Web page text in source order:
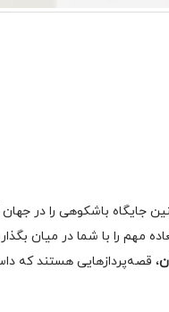
جایگاه باشکوهی را
مهم را با شما در میان
، قصه‌پردازهایی هستند که